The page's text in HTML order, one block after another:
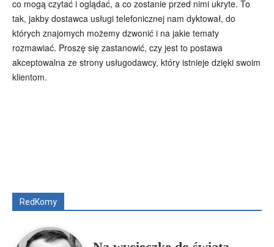
co mogą czytać i oglądać, a co zostanie przed nimi ukryte. To
tak, jakby dostawca usługi telefonicznej nam dyktował, do
których znajomych możemy dzwonić i na jakie tematy
rozmawiać. Proszę się zastanowić, czy jest to postawa
akceptowalna ze strony usługodawcy, który istnieje dzięki swoim
klientom.
RedKomy